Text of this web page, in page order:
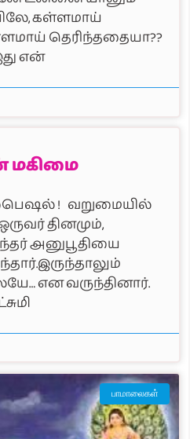
கள்ளமாய்
தெரிந்ததையா??
என்
மகிமை
! வறுமையில்
தினமும்,
அனுபூதியை
என வருந்தினார்.
பாமாலைகள்